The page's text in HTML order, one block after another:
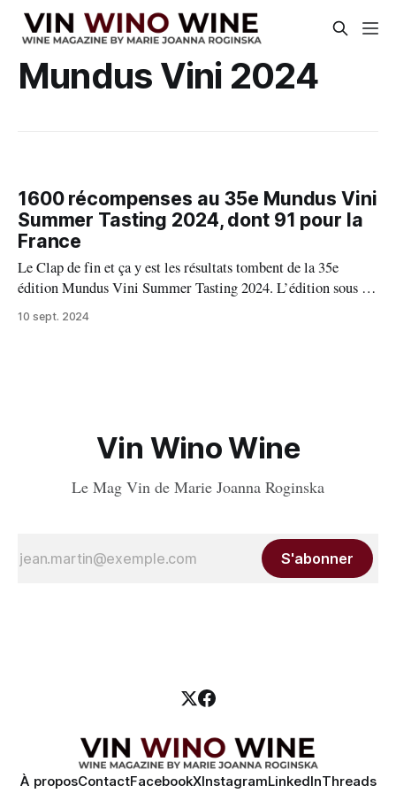
Mundus Vini 2024
1600 récompenses au 35e Mundus Vini
Summer Tasting 2024, dont 91 pour la
France
Le Clap de fin et ça y est les résultats tombent de la 35e
édition Mundus Vini Summer Tasting 2024. L’édition sous le
signe du soleil, du sérieux, de bons vins, bref riche en
récompenses soit : 1600 vins décrochent une médaille dont 43
10 sept. 2024
Vin Wino Wine
Le Mag Vin de Marie Joanna Roginska
S'abonner
À proposContactFacebookXInstagramLinkedInThreads